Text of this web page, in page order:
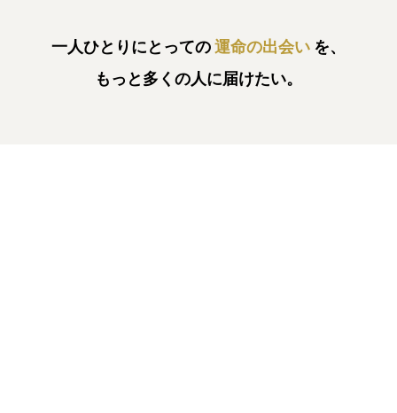
一人ひとりにとっての運命の出会い を、
もっと多くの人に届けたい。